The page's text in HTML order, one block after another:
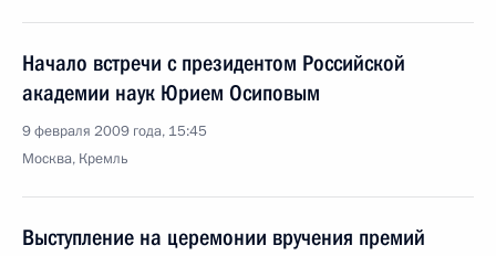
Начало встречи с президентом Российской
академии наук Юрием Осиповым
9 февраля 2009 года, 15:45
Москва, Кремль
Выступление на церемонии вручения премий